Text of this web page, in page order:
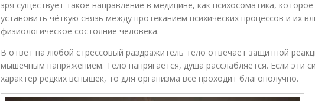
зря существует такое направление в медицине, как психосоматика,
установить чёткую связь между протеканием психических процессов и их
физиологическое состояние человека.
В ответ на любой стрессовый раздражитель тело отвечает защитной
мышечным напряжением. Тело напрягается, душа расслабляется. Если эти
характер редких вспышек, то для организма всё проходит благополучно.